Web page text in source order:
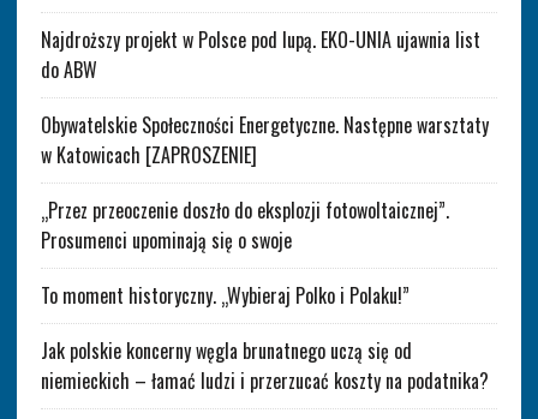
Najdroższy projekt w Polsce pod lupą. EKO-UNIA ujawnia list
do ABW
Obywatelskie Społeczności Energetyczne. Następne warsztaty
w Katowicach [ZAPROSZENIE]
„Przez przeoczenie doszło do eksplozji fotowoltaicznej”.
Prosumenci upominają się o swoje
To moment historyczny. „Wybieraj Polko i Polaku!”
Jak polskie koncerny węgla brunatnego uczą się od
niemieckich – łamać ludzi i przerzucać koszty na podatnika?